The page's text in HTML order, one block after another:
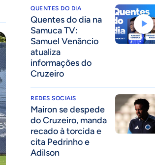
QUENTES DO DIA
Quentes do dia na
Samuca TV:
Samuel Venâncio
atualiza
informações do
Cruzeiro
REDES SOCIAIS
Mairon se despede
do Cruzeiro, manda
recado à torcida e
cita Pedrinho e
Adilson